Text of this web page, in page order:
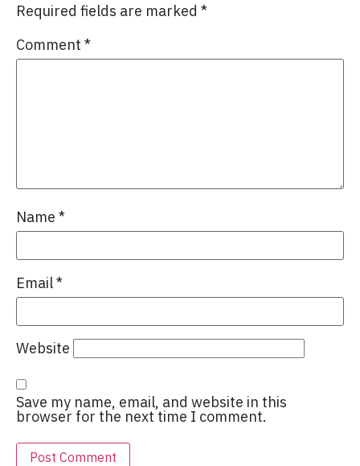
Required fields are marked *
Comment *
Name *
Email*
Website
Save my name, email, and website in this
browser for the next time I comment.